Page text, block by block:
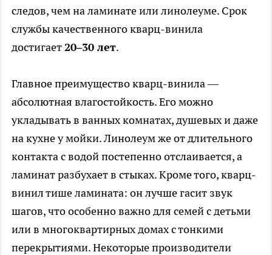
следов, чем на ламинате или линолеуме. Срок
службы качественного кварц-винила
достигает20–30 лет.
Главное преимущество кварц-винила —
абсолютная влагостойкость. Его можно
укладывать в ванных комнатах, душевых и даже
на кухне у мойки. Линолеум же от длительного
контакта с водой постепенно отслаивается, а
ламинат разбухает в стыках. Кроме того, кварц-
винил тише ламината: он лучше гасит звук
шагов, что особенно важно для семей с детьми
или в многоквартирных домах с тонкими
перекрытиями. Некоторые производители